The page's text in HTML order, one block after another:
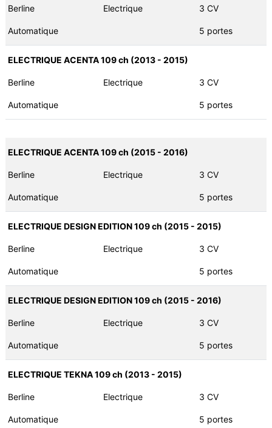
Berline Electrique 3 CV
Automatique 5 portes
ELECTRIQUE ACENTA 109 ch (2013 - 2015)
Berline Electrique 3 CV
Automatique 5 portes
ELECTRIQUE ACENTA 109 ch (2015 - 2016)
Berline Electrique 3 CV
Automatique 5 portes
ELECTRIQUE DESIGN EDITION 109 ch (2015 - 2015)
Berline Electrique 3 CV
Automatique 5 portes
ELECTRIQUE DESIGN EDITION 109 ch (2015 - 2016)
Berline Electrique 3 CV
Automatique 5 portes
ELECTRIQUE TEKNA 109 ch (2013 - 2015)
Berline Electrique 3 CV
Automatique 5 portes